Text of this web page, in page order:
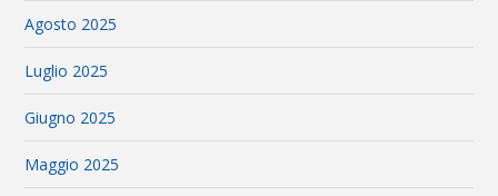
Agosto 2025
Luglio 2025
Giugno 2025
Maggio 2025